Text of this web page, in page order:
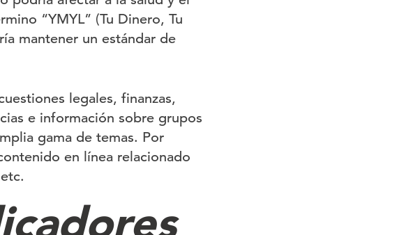
“YMYL” (Tu Dinero, Tu
mantener un estándar de
legales, finanzas,
e información sobre grupos
gama de temas. Por
en línea relacionado